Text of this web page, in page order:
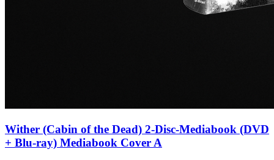
Wither (Cabin of the Dead) 2-Disc-Mediabook (DVD
+ Blu-ray) Mediabook Cover A